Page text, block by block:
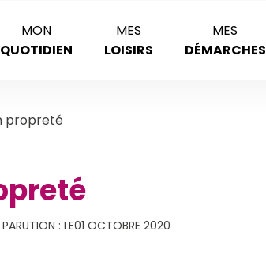
MON
QUOTIDIEN
MES
LOISIRS
MES
DÉMARCHES
propreté
: LE01 OCTOBRE 2020